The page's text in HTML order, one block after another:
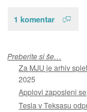
1 komentar
Preberite si še…
Za MJU je arhiv
2025
Applovi zaposleni
Tesla v Teksasu